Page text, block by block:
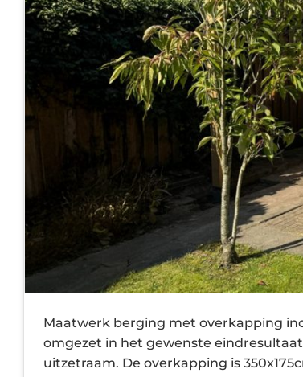
Maatwerk berging met overkapping
omgezet in het gewenste
uitzetraam. De overkapping is